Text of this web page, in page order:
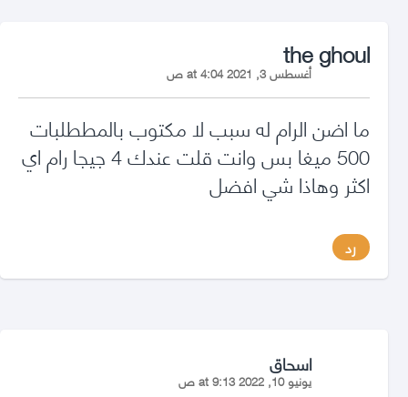
the ghoul
says:
أغسطس 3, 2021 at 4:04 ص
ما اضن الرام له سبب لا مكتوب بالمططلبات
500 ميغا بس وانت قلت عندك 4 جيجا رام اي
اكثر وهاذا شي افضل
رد
اسحاقsays: يونيو 10, 2022 at 9:13 ص